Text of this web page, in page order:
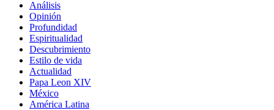
Análisis
Opinión
Profundidad
Espiritualidad
Descubrimiento
Estilo de vida
Actualidad
Papa Leon XIV
México
América Latina